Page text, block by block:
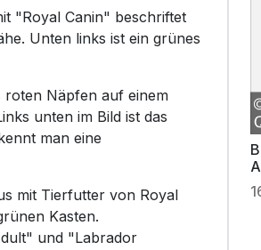
"Royal Canin" beschriftet
Unten links ist ein grünes
roten Näpfen auf einem
unten im Bild ist das
man eine
mit Tierfutter von Royal
Kasten.
und "Labrador